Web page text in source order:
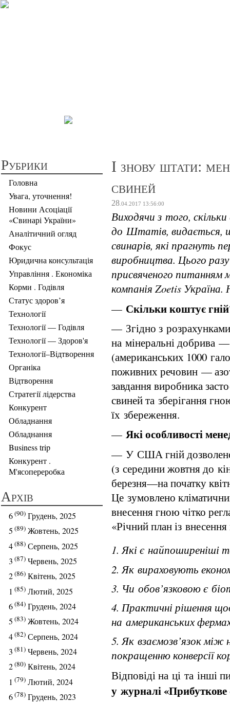
Рубрики
Головна
Увага, уточнення!
Новини Асоціації
«Cвинарі України»
Аналітичний огляд
Фокус
Юридична консультація
Управління . Економіка
Корми . Годівля
Статус здоров’я
Технології
Технології — Годівля
Технології — Здоров'я
Технології–Відтворення
Органіка
Відтворення
Стратегії лідерства
Конкурент
Обладнання
Обладнання
Business trip
Конкурент .
М'ясопереробка
Архів
6(90) Грудень, 2025
5 (89) Жовтень, 2025
4(88) Серпень, 2025
3 (87) Червень, 2025
2(86) Квітень, 2025
1 (85) Лютий, 2025
6(84) Грудень, 2024
5 (83) Жовтень, 2024
4(82) Серпень, 2024
3 (81) Червень, 2024
2(80) Квітень, 2024
1 (79) Лютий, 2024
6(78) Грудень, 2023
І знову штати:
свиней
28 .04.2017 13:56:00
Виходячи з того,
до Штатів, видається,
свинарів, які прагнуть
виробництва. Цього
присвяченого питанням
компанія Zoetis
— Скільки коштує
— Згідно з розрахунками
на мінеральні добрива —
(американських 1000
поживних речовин —
завдання виробника
свиней та зберігання
їх збереження.
— Які особливості
— У США гній дозволено
(з середини жовтня до
березня—на початку
Це зумовлено
внесення гною чітко
«Річний план із
1. Які є найпоширеніші
2. Як вираховують
3. Чи обов’язковою є
4. Практичні рішення
на американських
5. Як взаємозв’язок між
покращенню конверсії
Відповіді на ці та інші
у журналі